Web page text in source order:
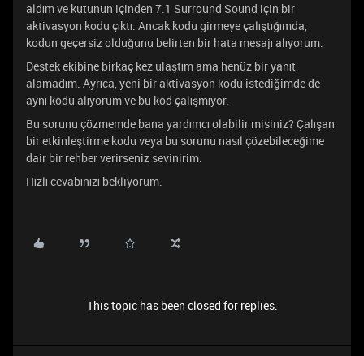
aldım ve kutunun içinden 7.1 Surround Sound için bir
aktivasyon kodu çıktı. Ancak kodu girmeye çalıştığımda,
kodun geçersiz olduğunu belirten bir hata mesajı alıyorum.
Destek ekibine birkaç kez ulaştım ama henüz bir yanıt
alamadım. Ayrıca, yeni bir aktivasyon kodu istediğimde de
aynı kodu alıyorum ve bu kod çalışmıyor.
Bu sorunu çözmemde bana yardımcı olabilir misiniz? Çalışan
bir etkinleştirme kodu veya bu sorunu nasıl çözebileceğime
dair bir rehber verirseniz sevinirim.
Hızlı cevabınızı bekliyorum.
This topic has been closed for replies.